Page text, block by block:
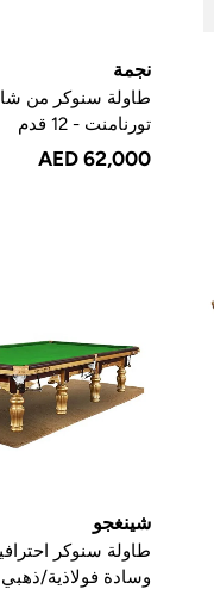
نجمة
طاولة سنوكر من
تورنامنت - 12 قدم
AED 62,000
شينغجو
وسادة فولاذية/ذهبي